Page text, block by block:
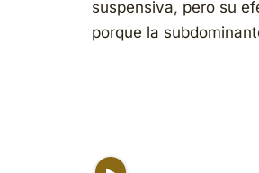
suspensiva, pero su
porque la